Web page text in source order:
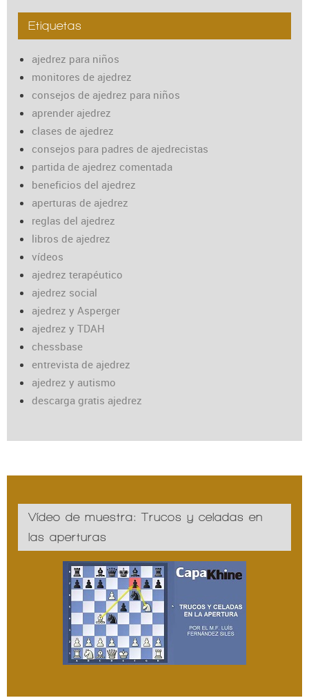
Etiquetas
ajedrez para niños
monitores de ajedrez
consejos de ajedrez para niños
aprender ajedrez
clases de ajedrez
consejos para padres de ajedrecistas
partida de ajedrez comentada
beneficios del ajedrez
aperturas de ajedrez
reglas del ajedrez
libros de ajedrez
vídeos
ajedrez terapéutico
ajedrez social
ajedrez y Asperger
ajedrez y TDAH
chessbase
entrevista de ajedrez
ajedrez y autismo
descarga gratis ajedrez
Vídeo de muestra: Trucos y celadas en
las aperturas